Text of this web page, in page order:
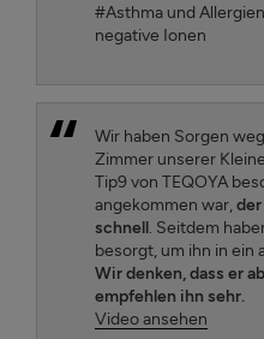
#Asthma und Allergien
negative Ionen
Wir haben Sorgen
Zimmer unserer
Tip9 von TEQOYA
angekommen war,
schnell. Seitdem
besorgt, um ihn in ein
Wir denken, dass er
empfehlen ihn sehr.
Video ansehen